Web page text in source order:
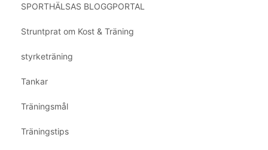
SPORTHÄLSAS BLOGGPORTAL
Struntprat om Kost & Träning
styrketräning
Tankar
Träningsmål
Träningstips